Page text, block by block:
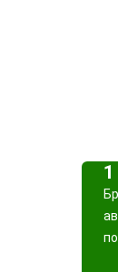
1